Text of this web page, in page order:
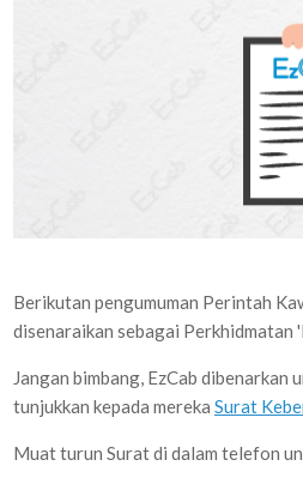
Berikutan pengumuman Perintah
disenaraikan sebagai
Jangan bimbang, EzCab
tunjukkan kepada mereka Surat
Muat turun Surat di dalam telefon